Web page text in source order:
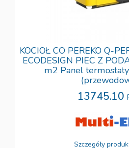
KOCIOŁ CO PEREKO Q-
ECODESIGN PIEC Z
m2 Panel
13745.10
Szczegóły